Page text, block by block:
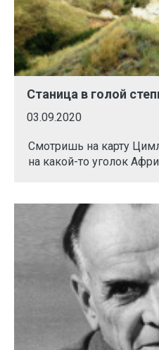
Станица в голой
03.09.2020
Смотришь на карту
на какой-то уголок